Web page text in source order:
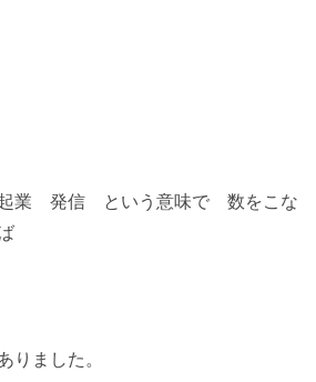
業 発信 という意味で 数をこな
りました。